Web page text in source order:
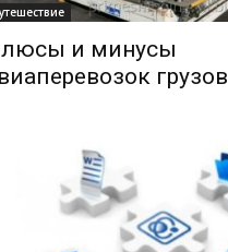
и минусы
грузов